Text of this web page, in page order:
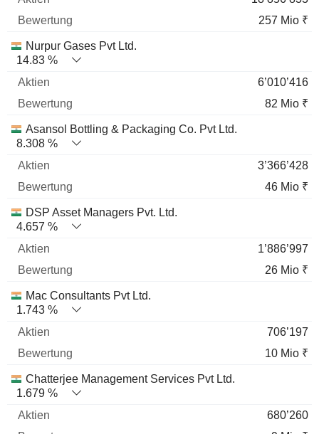
257 Mio ₹
Nurpur Gases Pvt Ltd.
14.83 %
6’010’416
82 Mio ₹
Asansol Bottling & Packaging Co. Pvt Ltd.
8.308 %
3’366’428
46 Mio ₹
DSP Asset Managers Pvt. Ltd.
4.657 %
1’886’997
26 Mio ₹
Mac Consultants Pvt Ltd.
1.743 %
706’197
10 Mio ₹
Chatterjee Management Services Pvt Ltd.
1.679 %
680’260